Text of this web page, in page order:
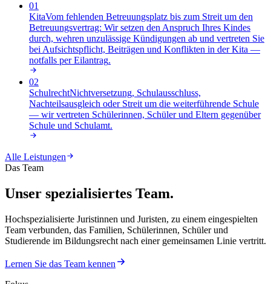
01
KitaVom fehlenden Betreuungsplatz bis zum Streit um den
Betreuungsvertrag: Wir setzen den Anspruch Ihres Kindes
durch, wehren unzulässige Kündigungen ab und vertreten Sie
bei Aufsichtspflicht, Beiträgen und Konflikten in der Kita —
notfalls per Eilantrag.
02
SchulrechtNichtversetzung, Schulausschluss,
Nachteilsausgleich oder Streit um die weiterführende Schule
— wir vertreten Schülerinnen, Schüler und Eltern gegenüber
Schule und Schulamt.
Alle Leistungen
Das Team
Unser spezialisiertes Team.
Hochspezialisierte Juristinnen und Juristen, zu einem eingespielten
Team verbunden, das Familien, Schülerinnen, Schüler und
Studierende im Bildungsrecht nach einer gemeinsamen Linie vertritt.
Lernen Sie das Team kennen